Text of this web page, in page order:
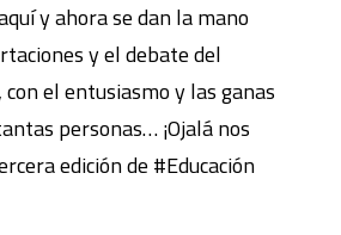
y ahora se dan la mano
y el debate del
el entusiasmo y las ganas
personas… ¡Ojalá nos
edición de #Educación